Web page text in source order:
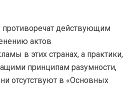
противоречат действующим
актов
в этих странах, а практики,
принципам разумности,
отсутствуют в «Основных